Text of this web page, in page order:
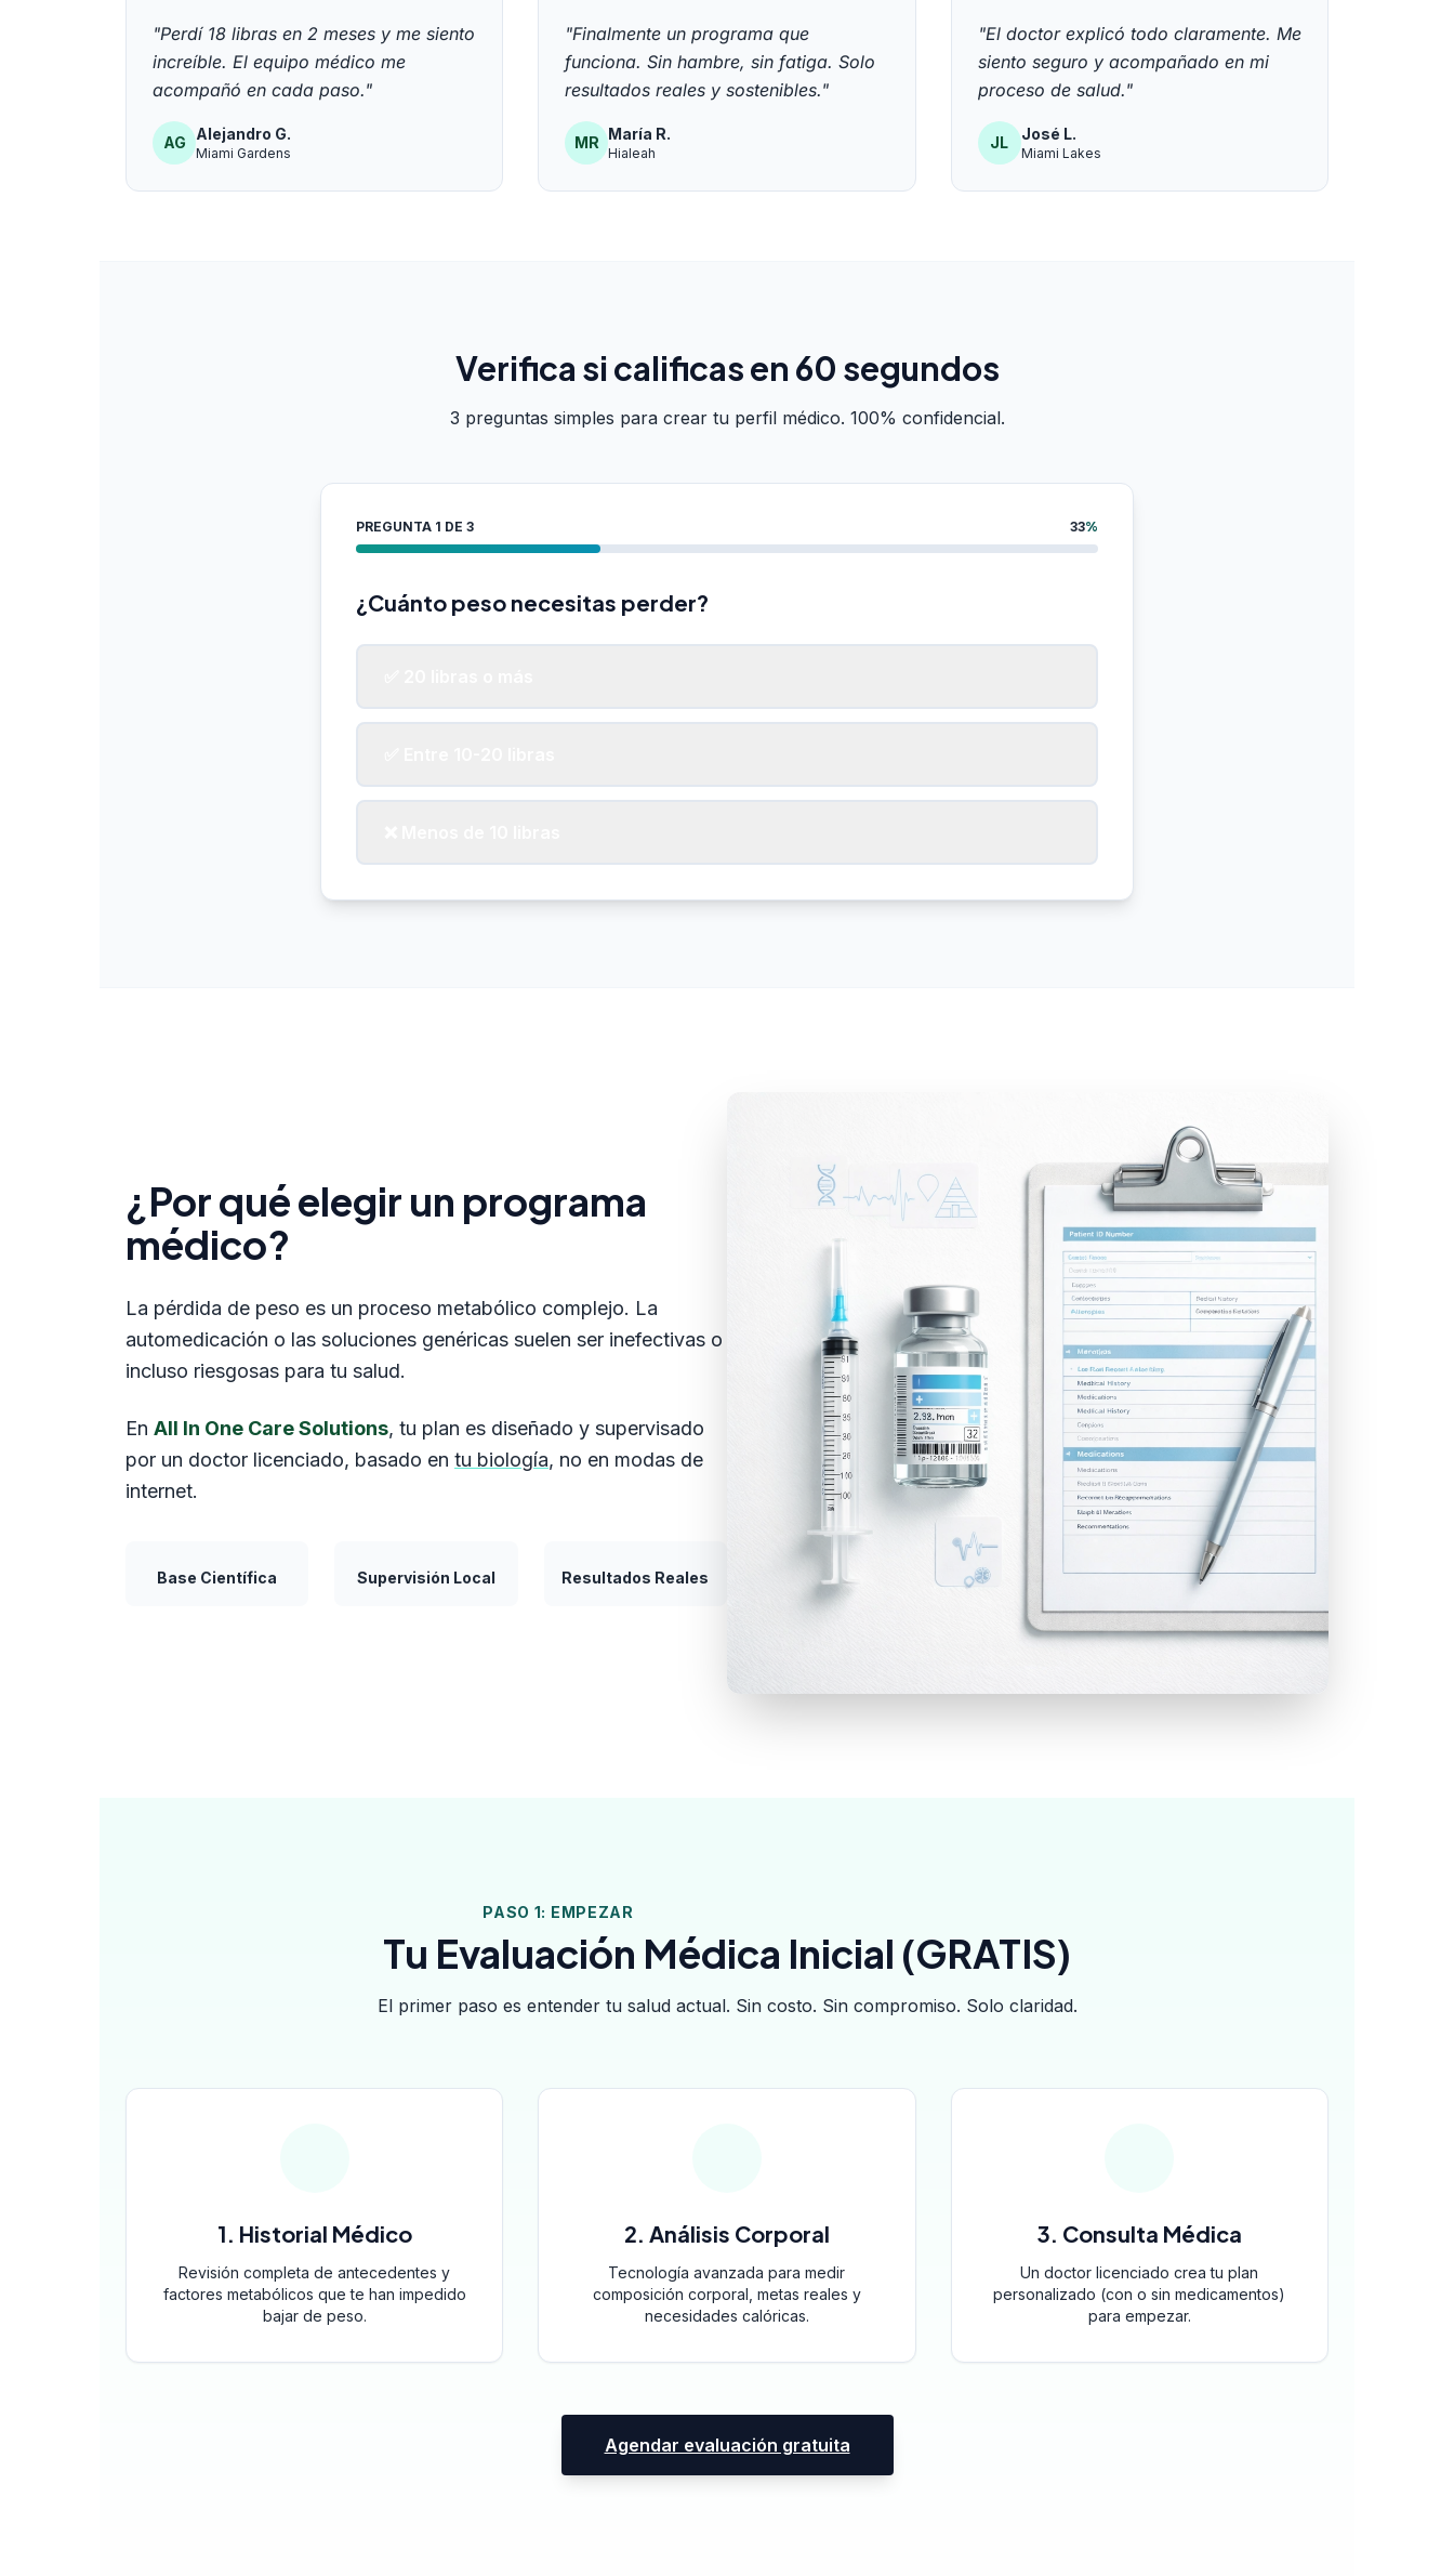
"Perdí 18 libras en 2 meses y me siento
increíble. El equipo médico me
acompañó en cada paso."
AG Alejandro G.
Miami Gardens
"Finalmente un programa que
funciona. Sin hambre, sin fatiga. Solo
resultados reales y sostenibles."
MR María R.
Hialeah
"El doctor explicó todo claramente. Me
siento seguro y acompañado en mi
proceso de salud."
JL José L.
Miami Lakes
Verifica si calificas en 60 segundos
3 preguntas simples para crear tu perfil médico. 100% confidencial.
PREGUNTA 1 DE 3 33%
¿Cuánto peso necesitas perder?
¿Por qué elegir un programa
médico?
La pérdida de peso es un proceso metabólico complejo. La
automedicación o las soluciones genéricas suelen ser inefectivas o
incluso riesgosas para tu salud.
En All In One Care Solutions, tu plan es diseñado y supervisado
por un doctor licenciado, basado en tu biología, no en modas de
internet.
Base Científica Supervisión Local Resultados Reales
PASO 1: EMPEZAR
Tu Evaluación Médica Inicial (GRATIS)
El primer paso es entender tu salud actual. Sin costo. Sin compromiso. Solo claridad.
1. Historial Médico
Revisión completa de antecedentes y
factores metabólicos que te han impedido
bajar de peso.
2. Análisis Corporal
Tecnología avanzada para medir
composición corporal, metas reales y
necesidades calóricas.
3. Consulta Médica
Un doctor licenciado crea tu plan
personalizado (con o sin medicamentos)
para empezar.
Agendar evaluación gratuita